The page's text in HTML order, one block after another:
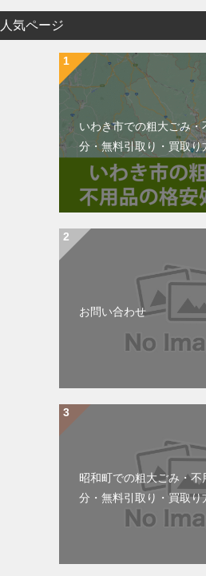
人気ページ
いわき市での粗大ごみ
分・無料引取り・買取り
お問い合わせ
昭和町での粗大ごみ・不
分・無料引取り・買取り